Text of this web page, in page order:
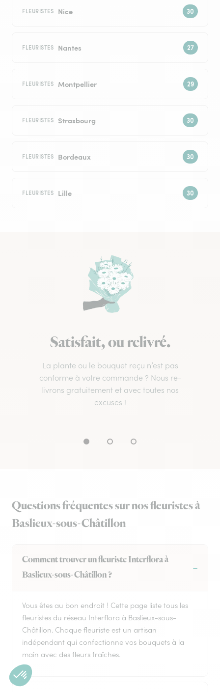
FLEURISTES Nice
FLEURISTES Nantes
FLEURISTES Montpellier
FLEURISTES Strasbourg
FLEURISTES Bordeaux
FLEURISTES Lille
Satisfait, ou relivré.
La plante ou le bouquet reçu n’est pas
conforme à votre commande ? Nous re-
livrons gratuitement et avec toutes nos
excuses !
Questions fréquentes sur nos fleuristes à
Baslieux-sous-Châtillon
Comment trouver un fleuriste Interflora à
Baslieux-sous-Châtillon ?
Vous êtes au bon endroit ! Cette page liste tous les
fleuristes du réseau Interflora à Baslieux-sous-
Châtillon. Chaque fleuriste est un artisan
indépendant qui confectionne vos bouquets à la
main avec des fleurs fraîches.